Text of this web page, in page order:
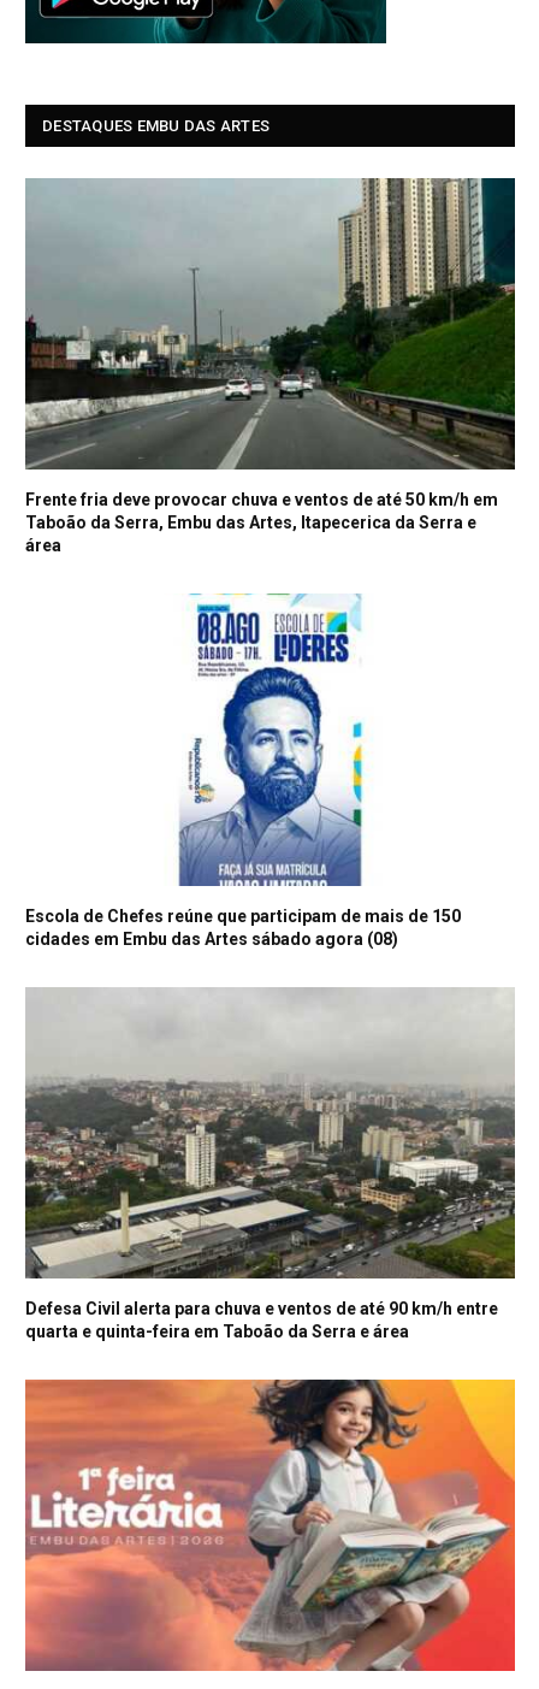
DESTAQUES EMBU DAS ARTES
Frente fria deve provocar chuva e ventos de até 50 km/h em
Taboão da Serra, Embu das Artes, Itapecerica da Serra e
área
Escola de Chefes reúne que participam de mais de 150
cidades em Embu das Artes sábado agora (08)
Defesa Civil alerta para chuva e ventos de até 90 km/h entre
quarta e quinta-feira em Taboão da Serra e área